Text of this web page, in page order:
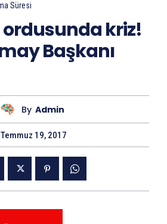
Süresi
ordusunda kriz!
Başkanı
By Admin
Temmuz 19, 2017